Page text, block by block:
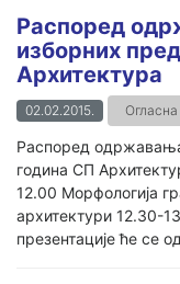
Распоред
изборних
Архитектура
02.02.2015.
Распоред
година СП
12.00 Морфологија
архитектури 12.30-
презентације ће се